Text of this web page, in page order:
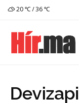
20 ℃ / 36 ℃